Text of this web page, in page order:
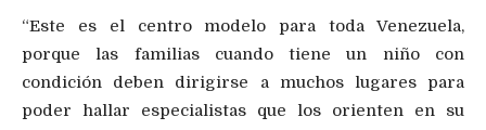
“Este es el centro modelo para toda Venezuela,
porque las familias cuando tiene un niño con
condición deben dirigirse a muchos lugares para
poder hallar especialistas que los orienten en su